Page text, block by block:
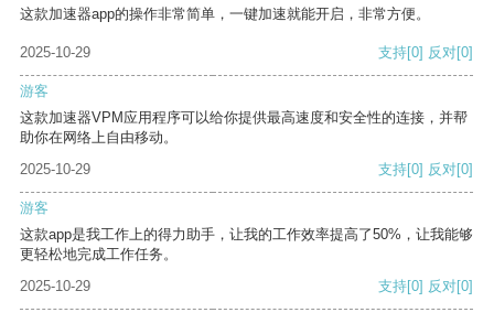
这款加速器app的操作非常简单，一键加速就能开启，非常方便。
2025-10-29 支持[0] 反对[0]
游客
这款加速器VPM应用程序可以给你提供最高速度和安全性的连接，并帮
助你在网络上自由移动。
2025-10-29
支持[0] 反对[0]
游客
这款app是我工作上的得力助手，让我的工作效率提高了50%，让我能够
更轻松地完成工作任务。
2025-10-29
支持[0] 反对[0]